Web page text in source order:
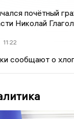
почётный
Николай
11:22
сообщают о